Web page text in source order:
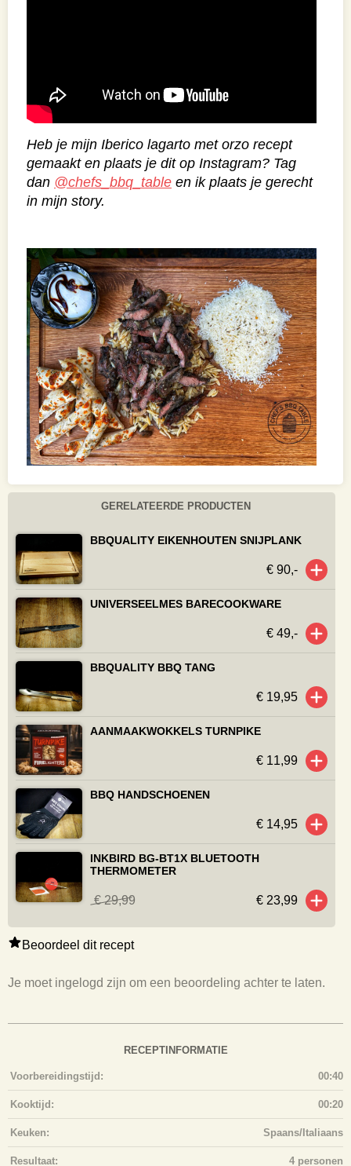
Beoordeel dit recept
Je moet ingelogd zijn om een beoordeling achter te laten.
RECEPTINFORMATIE
Voorbereidingstijd: 00:40
Kooktijd: 00:20
Keuken: Spaans/Italiaans
Resultaat: 4 personen
Heb je mijn Iberico lagarto met orzo recept
gemaakt en plaats je dit op Instagram? Tag
dan @chefs_bbq_table en ik plaats je gerecht
in mijn story.
GERELATEERDE PRODUCTEN
BBQUALITY EIKENHOUTEN SNIJPLANK
€ 90,-
UNIVERSEELMES BARECOOKWARE
€ 49,-
BBQUALITY BBQ TANG
€ 19,95
AANMAAKWOKKELS TURNPIKE
€ 11,99
BBQ HANDSCHOENEN
€ 14,95
INKBIRD BG-BT1X BLUETOOTH
THERMOMETER
€ 29,99 € 23,99